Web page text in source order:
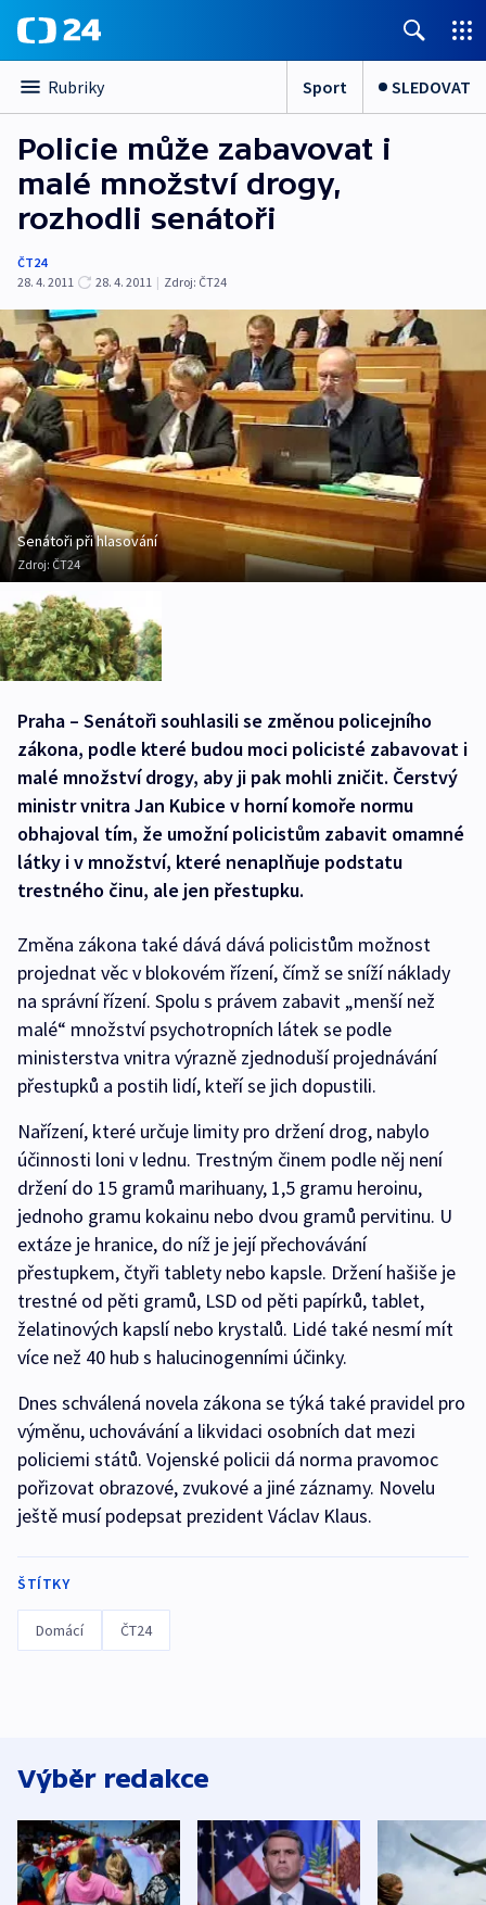
Rubriky Sport SLEDOVAT
Policie může zabavovat i
malé množství drogy,
rozhodli senátoři
ČT24
28. 4. 2011
28. 4. 2011 | Zdroj: ČT24
Senátoři při hlasování
Zdroj: ČT24
Praha – Senátoři souhlasili se změnou policejního
zákona, podle které budou moci policisté zabavovat i
malé množství drogy, aby ji pak mohli zničit. Čerstvý
ministr vnitra Jan Kubice v horní komoře normu
obhajoval tím, že umožní policistům zabavit omamné
látky i v množství, které nenaplňuje podstatu
trestného činu, ale jen přestupku.
Změna zákona také dává dává policistům možnost
projednat věc v blokovém řízení, čímž se sníží náklady
na správní řízení. Spolu s právem zabavit „menší než
malé“ množství psychotropních látek se podle
ministerstva vnitra výrazně zjednoduší projednávání
přestupků a postih lidí, kteří se jich dopustili.
Nařízení, které určuje limity pro držení drog, nabylo
účinnosti loni v lednu. Trestným činem podle něj není
držení do 15 gramů marihuany, 1,5 gramu heroinu,
jednoho gramu kokainu nebo dvou gramů pervitinu. U
extáze je hranice, do níž je její přechovávání
přestupkem, čtyři tablety nebo kapsle. Držení hašiše je
trestné od pěti gramů, LSD od pěti papírků, tablet,
želatinových kapslí nebo krystalů. Lidé také nesmí mít
více než 40 hub s halucinogenními účinky.
Dnes schválená novela zákona se týká také pravidel pro
výměnu, uchovávání a likvidaci osobních dat mezi
policiemi států. Vojenské policii dá norma pravomoc
pořizovat obrazové, zvukové a jiné záznamy. Novelu
ještě musí podepsat prezident Václav Klaus.
ŠTÍTKY
Domácí ČT24
Výběr redakce